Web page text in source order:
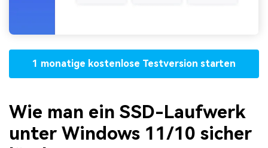
1 monatige kostenlose Testversion starten
Wie man ein SSD-Laufwerk
unter Windows 11/10 sicher